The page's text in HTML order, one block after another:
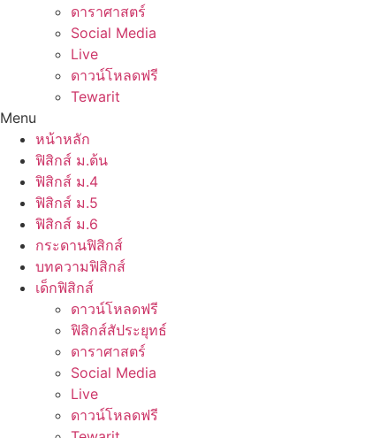
ดาราศาสตร์
Social Media
Live
ดาวน์โหลดฟรี
Tewarit
Menu
หน้าหลัก
ฟิสิกส์ ม.ต้น
ฟิสิกส์ ม.4
ฟิสิกส์ ม.5
ฟิสิกส์ ม.6
กระดานฟิสิกส์
บทความฟิสิกส์
เด็กฟิสิกส์
ดาวน์โหลดฟรี
ฟิสิกส์สัประยุทธ์
ดาราศาสตร์
Social Media
Live
ดาวน์โหลดฟรี